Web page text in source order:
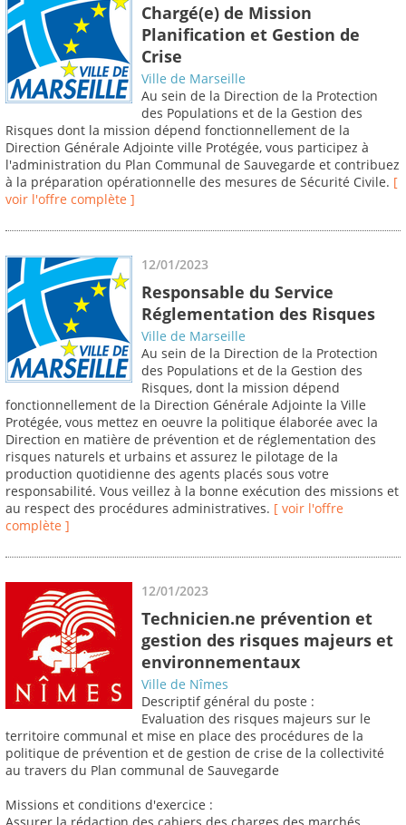
Chargé(e) de Mission
Planification et Gestion de
Crise
Ville de Marseille
Au sein de la Direction de la Protection
des Populations et de la Gestion des
Risques dont la mission dépend fonctionnellement de la
Direction Générale Adjointe ville Protégée, vous participez à
l'administration du Plan Communal de Sauvegarde et contribuez
à la préparation opérationnelle des mesures de Sécurité Civile. [
voir l'offre complète ]
12/01/2023
Responsable du Service
Réglementation des Risques
Ville de Marseille
Au sein de la Direction de la Protection
des Populations et de la Gestion des
Risques, dont la mission dépend
fonctionnellement de la Direction Générale Adjointe la Ville
Protégée, vous mettez en oeuvre la politique élaborée avec la
Direction en matière de prévention et de réglementation des
risques naturels et urbains et assurez le pilotage de la
production quotidienne des agents placés sous votre
responsabilité. Vous veillez à la bonne exécution des missions et
au respect des procédures administratives. [ voir l'offre
complète ]
12/01/2023
Technicien.ne prévention et
gestion des risques majeurs et
environnementaux
Ville de Nîmes
Descriptif général du poste :
Evaluation des risques majeurs sur le
territoire communal et mise en place des procédures de la
politique de prévention et de gestion de crise de la collectivité
au travers du Plan communal de Sauvegarde
Missions et conditions d'exercice :